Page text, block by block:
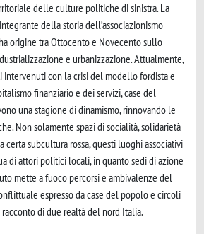
delle culture politiche di sinistra. La
della storia dell’associazionismo
origine tra Ottocento e Novecento sullo
e urbanizzazione. Attualmente,
intervenuti con la crisi del modello fordista e
finanziario e dei servizi, case del
una stagione di dinamismo, rinnovando le
Non solamente spazi di socialità, solidarietà
certa subcultura rossa, questi luoghi associativi
di attori politici locali, in quanto sedi di azione
mette a fuoco percorsi e ambivalenze del
espresso da case del popolo e circoli
racconto di due realtà del nord Italia.